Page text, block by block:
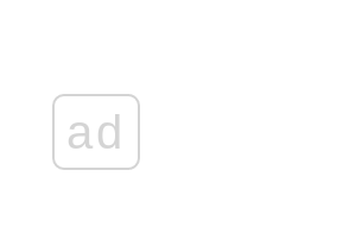
ad